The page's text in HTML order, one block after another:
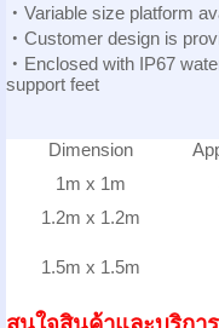
‧ Variable size platform
‧ Customer design is
‧ Enclosed with IP67
support feet
Dimension
1m x 1m
1.2m x 1.2m
1.5m x 1.5m